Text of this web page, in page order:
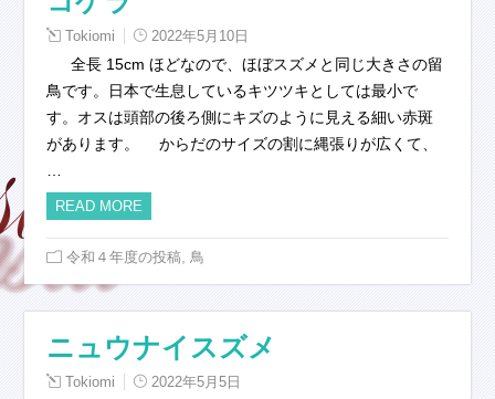
Tokiomi 2022年5月10日
全長 15cm ほどなので、ほぼスズメと同じ大きさの留
鳥です。日本で生息しているキツツキとしては最小で
す。オスは頭部の後ろ側にキズのように見える細い赤斑
があります。 からだのサイズの割に縄張りが広くて、
READ MORE
令和４年度の投稿 鳥
ニュウナイスズメ
Tokiomi 2022年5月5日